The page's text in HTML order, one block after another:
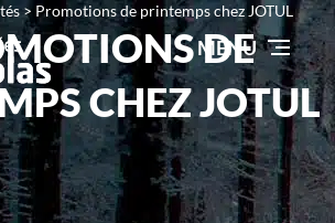
MENU
> Promotions de printemps chez JOTUL
DE
CHEZ JOTUL